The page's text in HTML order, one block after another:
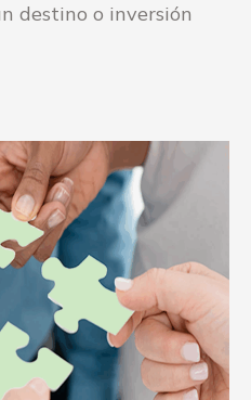
destino o inversión